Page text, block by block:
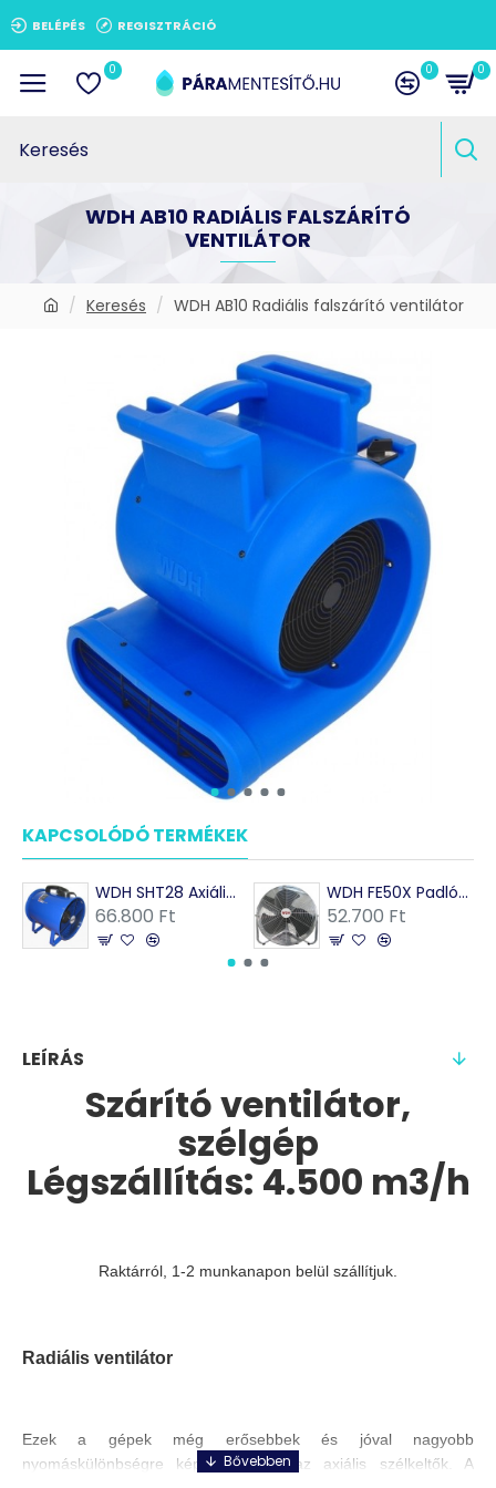
BELÉPÉS REGISZTRÁCIÓ
0 0 0
Keresés WDH AB10 Radiális falszárító ventilátor
WDH AB10 RADIÁLIS FALSZÁRÍTÓ
VENTILÁTOR
KAPCSOLÓDÓ TERMÉKEK
WDH SHT28 Axiális falszárító ventilátor
66.800 Ft
WDH FE50X Padlóventilátor
52.700 Ft
LEÍRÁS
Szárító ventilátor,
szélgép
Légszállítás: 4.500 m3/h
Raktárról, 1-2 munkanapon belül szállítjuk.
Radiális ventilátor
Ezek a gépek még erősebbek és jóval nagyobb
nyomáskülönbségre képesek, mint az axiális szélkeltők. A